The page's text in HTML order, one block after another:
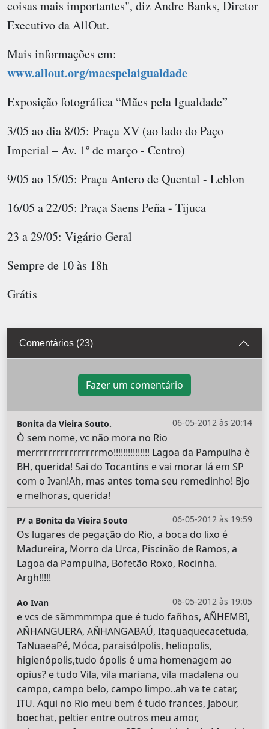
coisas mais importantes", diz Andre Banks, Diretor
Executivo da AllOut.
Mais informações em:
www.allout.org/maespelaigualdade
Exposição fotográfica “Mães pela Igualdade”
3/05 ao dia 8/05: Praça XV (ao lado do Paço
Imperial – Av. 1º de março - Centro)
9/05 ao 15/05: Praça Antero de Quental - Leblon
16/05 a 22/05: Praça Saens Peña - Tijuca
23 a 29/05: Vigário Geral
Sempre de 10 às 18h
Grátis
Comentários (23)
Fazer um comentário
06-05-2012 às 20:14
Bonita da Vieira Souto.
Ò sem nome, vc não mora no Rio
merrrrrrrrrrrrrrrrmo!!!!!!!!!!!!!!! Lagoa da Pampulha è
BH, querida! Sai do Tocantins e vai morar lá em SP
com o Ivan!Ah, mas antes toma seu remedinho! Bjo
e melhoras, querida!
06-05-2012 às 19:59
P/ a Bonita da Vieira Souto
Os lugares de pegação do Rio, a boca do lixo é
Madureira, Morro da Urca, Piscinão de Ramos, a
Lagoa da Pampulha, Bofetão Roxo, Rocinha.
Argh!!!!!
06-05-2012 às 19:05
Ao Ivan
e vcs de sãmmmmpa que é tudo fañhos, AÑHEMBI,
AÑHANGUERA, AÑHANGABAÚ, Itaquaquecacetuda,
TaNuaeaPé, Móca, paraisólpolis, heliopolis,
higienópolis,tudo ópolis é uma homenagem ao
opius? e tudo Vila, vila mariana, vila madalena ou
campo, campo belo, campo limpo..ah va te catar,
ITU. Aqui no Rio meu bem é tudo frances, Jabour,
boechat, peltier entre outros meu amor,